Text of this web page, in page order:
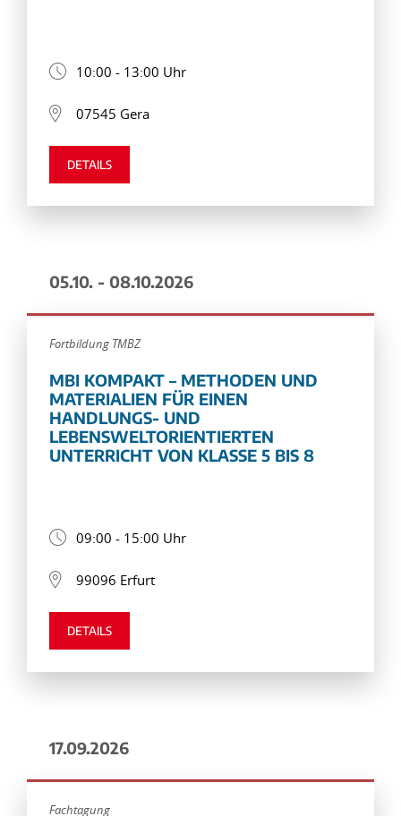
10:00 - 13:00 Uhr
07545 Gera
DETAILS
05.10. - 08.10.2026
Fortbildung TMBZ
MBI KOMPAKT – METHODEN UND
MATERIALIEN FÜR EINEN
HANDLUNGS- UND
LEBENSWELTORIENTIERTEN
UNTERRICHT VON KLASSE 5 BIS 8
09:00 - 15:00 Uhr
99096 Erfurt
DETAILS
17.09.2026
Fachtagung